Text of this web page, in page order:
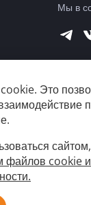
Мы в
Создание сайта
Это
файлов cookie